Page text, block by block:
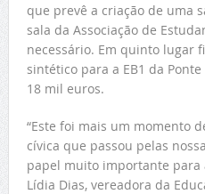
que prevê a criação de uma
sala da Associação de
necessário. Em quinto lugar
sintético para a EB1 da
18 mil euros.
“Este foi mais um momento
cívica que passou pelas
papel muito importante para
Lídia Dias, vereadora da